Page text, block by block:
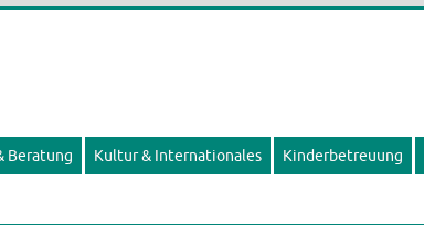
Beratung Kultur & Internationales Kinderbetreuung